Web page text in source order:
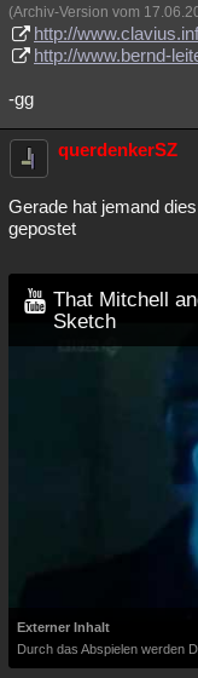
(Archiv-Version vom
http://
http://www.bernd-
-gg
querdenkerSZ
Gerade hat jemand
gepostet
That Mitchell
Sketch
Externer Inhalt
Durch das Abspielen werden